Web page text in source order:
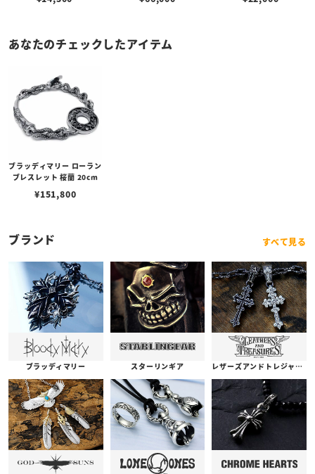
あなたのチェックしたアイテム
ブラッディマリー ローラン
ブレスレット 桜蘭 20cm
¥151,800
ブランド すべて見る
ブラッディマリー スターリンギア レザーズアンドトレジャーズ